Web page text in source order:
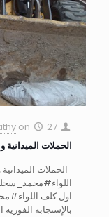
on
27 يناير، 2023
الحملات الميدانية
الحملات الميدانية
اول كلف
بالإستجابه